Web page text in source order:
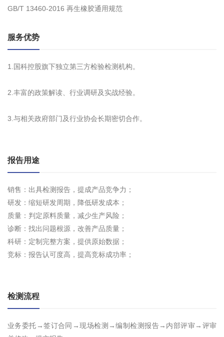
GB/T 13460-2016 再生橡胶通用规范
服务优势
1.国科控股旗下独立第三方检验检测机构。
2.丰富的政策解读、行业调研及实战经验。
3.与相关政府部门及行业协会长期密切合作。
报告用途
销售：出具检测报告，提成产品竞争力；
研发：缩短研发周期，降低研发成本；
质量：判定原料质量，减少生产风险；
诊断：找出问题根源，改善产品质量；
科研：定制完整方案，提供原始数据；
竞标：报告认可度高，提高竞标成功率；
检测流程
业务委托→签订合同→现场检测→编制检测报告→内部评审→评审